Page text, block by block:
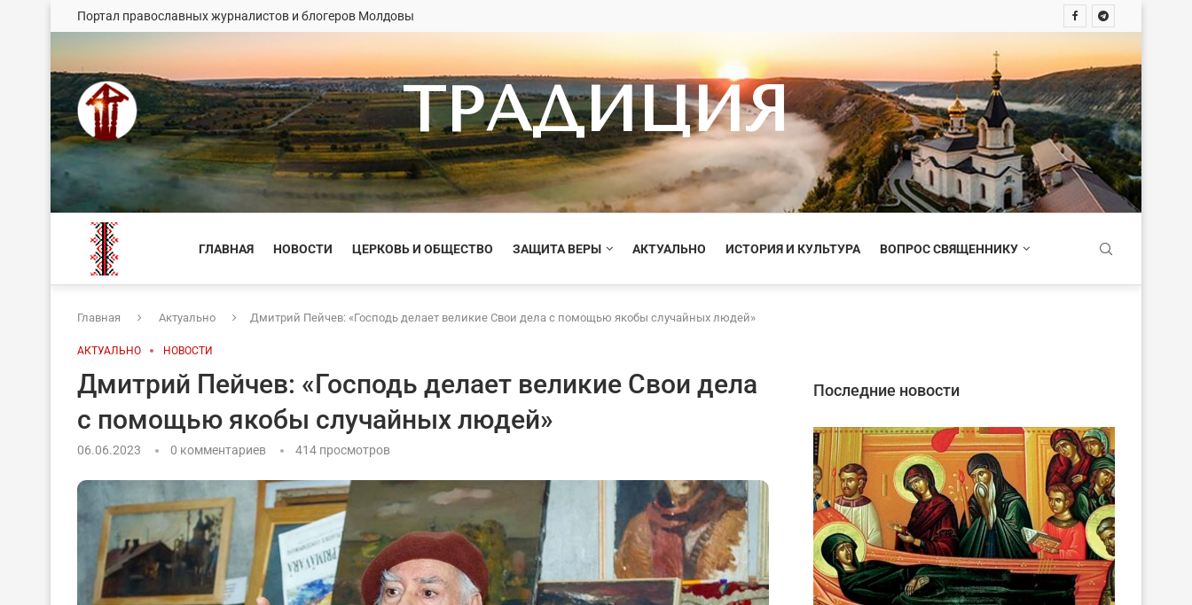
Портал православных журналистов и блогеров Молдовы
ТРАДИЦИЯ
ГЛАВНАЯ НОВОСТИ ЦЕРКОВЬ И ОБЩЕСТВО ЗАЩИТА ВЕРЫ АКТУАЛЬНО ИСТОРИЯ И КУЛЬТУРА ВОПРОС СВЯЩЕННИКУ
Главная Актуально Дмитрий Пейчев: «Господь делает великие Свои дела с помощью якобы случайных людей»
АКТУАЛЬНО НОВОСТИ
Дмитрий Пейчев: «Господь делает великие Свои дела
с помощью якобы случайных людей»
06.06.2023 0 комментариев 414 просмотров
Последние новости